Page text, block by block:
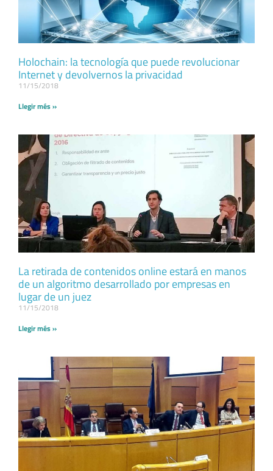
Holochain: la tecnología que puede revolucionar
Internet y devolvernos la privacidad
11/15/2018
Llegir més »
La retirada de contenidos online estará en manos
de un algoritmo desarrollado por empresas en
lugar de un juez
11/15/2018
Llegir més »